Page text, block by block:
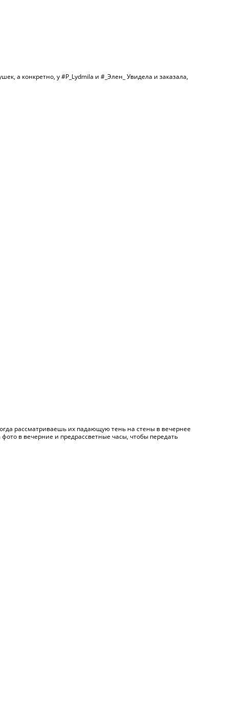
а конкретно, у #P_Lydmila и #_Элен_ Увидела и заказала,
рассматриваешь их падающую тень на стены в вечернее
в вечерние и предрассветные часы, чтобы передать